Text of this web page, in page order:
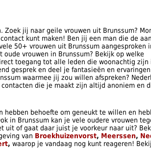
Zoek jij naar geile vrouwen uit Brunssum?
kunt maken! Ben jij een man die de
50+ vrouwen uit Brunssum aangesproken
vrouwen in Brunssum? Bekijk op welke
toegang tot alle leden die woonachtig zijn
gesprek en deel je fantasieën en
waarmee jij zou willen afspreken?
die je maakt zijn altijd anoniem en
hebben behoefte om geneukt te willen en
in Brunssum kan je vele oudere vrouwen
uit of gaat daar juist je voorkeur naar uit?
van Broekhuizenvorst, Meerssen,
, waarop je vandaag nog kunt reageren!